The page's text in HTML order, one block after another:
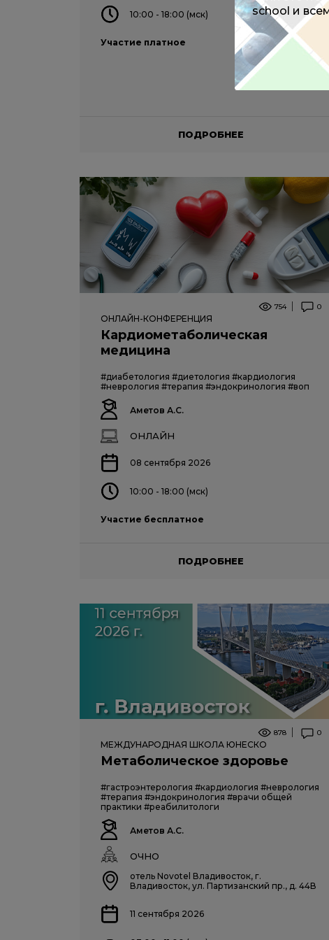
10:00 - 18:00 (мск)
Участие платное
ПОДРОБНЕЕ
754 0
ОНЛАЙН-КОНФЕРЕНЦИЯ
Кардиометаболическая
медицина
#диабетология #диетология #кардиология
#неврология #терапия #эндокринология #воп
Аметов А.С.
ОНЛАЙН
08 сентября 2026
10:00 - 18:00 (мск)
Участие бесплатное
ПОДРОБНЕЕ
878 0
МЕЖДУНАРОДНАЯ ШКОЛА ЮНЕСКО
Метаболическое здоровье
#гастроэнтерология #кардиология #неврология
#терапия #эндокринология #врачи общей
практики #реабилитологи
Аметов А.С.
ОЧНО
отель Novotel Владивосток, г.
Владивосток, ул. Партизанский пр., д. 44В
11 сентября 2026
school и